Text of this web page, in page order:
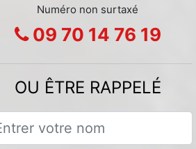
Numéro non surtaxé
09 70 14 76 19
OU ÊTRE RAPPELÉ